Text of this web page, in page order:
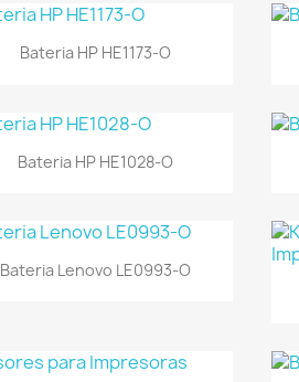
Vista rápida
Bateria HP HE1173-O
Vista rápida
Bateria HP HE1028-O
Vista rápida
Bateria Lenovo LE0993-O